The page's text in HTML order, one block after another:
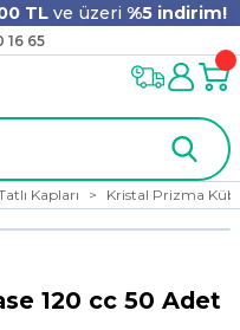
TLve üzeri %5 indirim!
16 65
Kapları Kristal Prizma
120 cc 50 Adet